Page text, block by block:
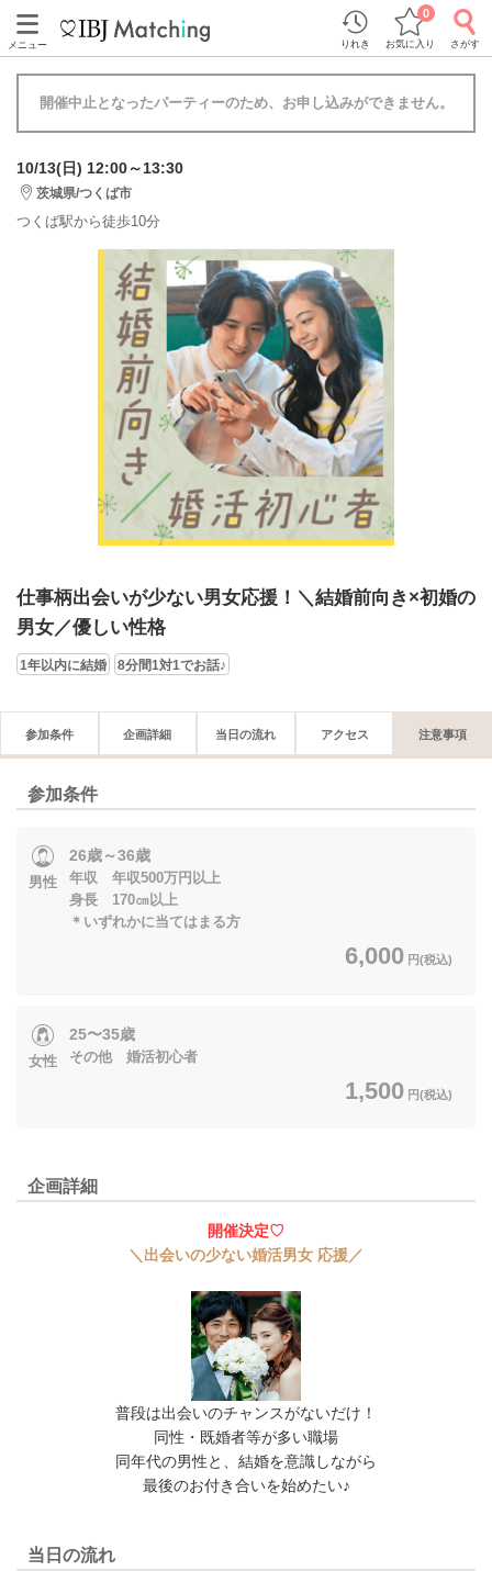
メニュー りれき お気に入り
0
さがす
開催中止となったパーティーのため、お申し込みができません。
10/13(日) 12:00～13:30
茨城県/つくば市
つくば駅から徒歩10分
仕事柄出会いが少ない男女応援！＼結婚前向き×初婚の
男女／優しい性格
1年以内に結婚 8分間1対1でお話♪
参加条件 企画詳細 当日の流れ アクセス 注意事項
参加条件
男性
26歳～36歳
年収 年収500万円以上
身長 170㎝以上
＊いずれかに当てはまる方
6,000 円(税込)
女性
25〜35歳
その他 婚活初心者
1,500 円(税込)
企画詳細
開催決定♡
＼出会いの少ない婚活男女 応援／
普段は出会いのチャンスがないだけ！
同性・既婚者等が多い職場
同年代の男性と、結婚を意識しながら
最後のお付き合いを始めたい♪
当日の流れ